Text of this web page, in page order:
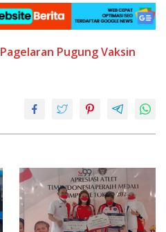
Pagelaran PugungVaksin